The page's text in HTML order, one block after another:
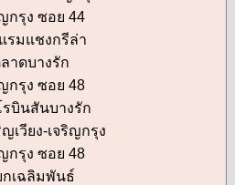
กรุง ซอย 44
รมแชงกรีล่า
าดบางรัก
กรุง ซอย 48
รบินสันบางรัก
ญเวียง-เจริญกรุง
กรุง ซอย 48
กเฉลิมพันธ์